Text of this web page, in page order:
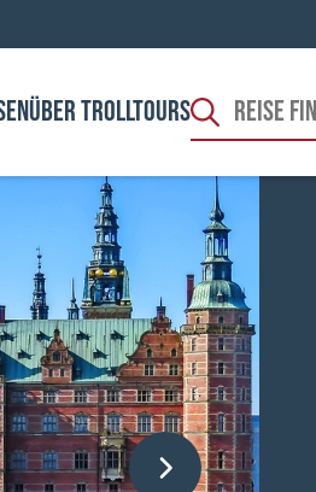
ÜBER TROLLTOURS